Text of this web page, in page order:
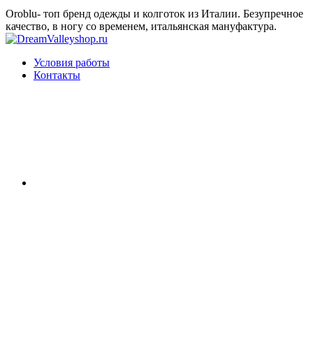
Oroblu- топ бренд одежды и колготок из Италии. Безупречное
качество, в ногу со временем, итальянская мануфактура.
Условия работы
Контакты